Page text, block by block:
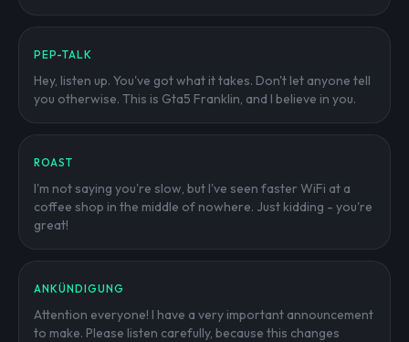
PEP-TALK
Hey, listen up. You've got what it takes. Don't let anyone tell
you otherwise. This is Gta5 Franklin, and I believe in you.
ROAST
I'm not saying you're slow, but I've seen faster WiFi at a
coffee shop in the middle of nowhere. Just kidding - you're
great!
ANKÜNDIGUNG
Attention everyone! I have a very important announcement
to make. Please listen carefully, because this changes